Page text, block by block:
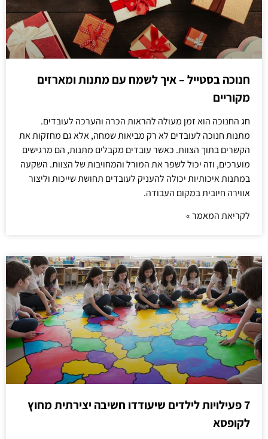
חנוכה בסטייל – איך לשמח עם מתנות ומארזים
מקוריים
חג החנוכה הוא זמן מעולה להראות הכרה והערכה לעובדים.
מתנות חנוכה לעובדים לא רק מביאות שמחה, אלא גם מחזקות את
הקשרים בתוך הצוות. כאשר עובדים מקבלים מתנות, הם מרגישים
מוערכים, וזה יכול לשפר את המורל והמחויבות של הצוות. השקעה
במתנות איכותיות יכולה להעניק לעובדים תחושת שייכות וליצור
אווירה חיובית במקום העבודה.
לקריאת המאמר »
7 פעילויות לילדים שיעודדו חשיבה יצירתית מחוץ
לקופסא